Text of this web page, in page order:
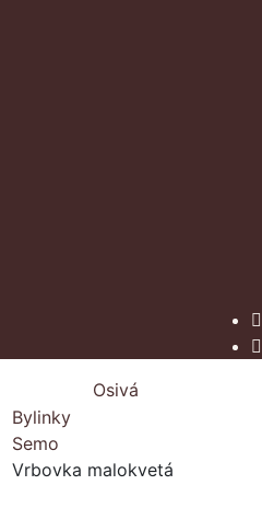
Osivá
Bylinky
Semo
Vrbovka malokvetá